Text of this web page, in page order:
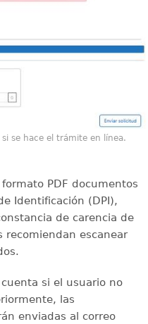
se hace el trámite en línea.
PDF documentos
Identificación (DPI),
de carencia de
recomiendan escanear
si el usuario no
las
enviadas al correo